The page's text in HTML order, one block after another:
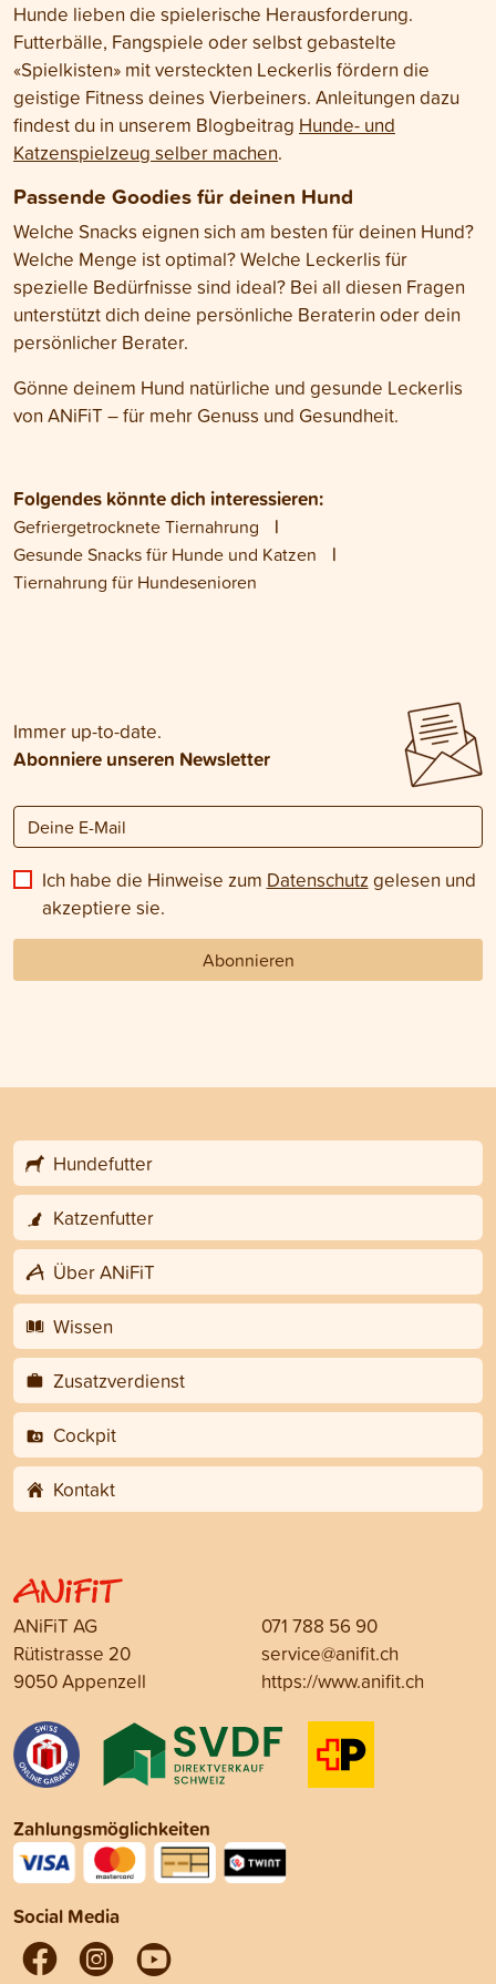
Hunde lieben die spielerische Herausforderung.
Futterbälle, Fangspiele oder selbst gebastelte
«Spielkisten» mit versteckten Leckerlis fördern die
geistige Fitness deines Vierbeiners. Anleitungen dazu
findest du in unserem Blogbeitrag Hunde- und
Katzenspielzeug selber machen.
Passende Goodies für deinen Hund
Welche Snacks eignen sich am besten für deinen Hund?
Welche Menge ist optimal? Welche Leckerlis für
spezielle Bedürfnisse sind ideal? Bei all diesen Fragen
unterstützt dich deine persönliche Beraterin oder dein
persönlicher Berater.
Gönne deinem Hund natürliche und gesunde Leckerlis
von ANiFiT – für mehr Genuss und Gesundheit.
Folgendes könnte dich interessieren:
Gefriergetrocknete Tiernahrung
Gesunde Snacks für Hunde und Katzen
Tiernahrung für Hundesenioren
Immer up-to-date.
Abonniere unseren Newsletter
Ich habe die Hinweise zum Datenschutz gelesen und
akzeptiere sie.
Abonnieren
Hundefutter
Katzenfutter
Über ANiFiT
Wissen
Zusatzverdienst
Cockpit
Kontakt
ANiFiT AG
Rütistrasse 20
9050 Appenzell
071 788 56 90
service@anifit.ch
https://www.anifit.ch
Zahlungsmöglichkeiten
Social Media